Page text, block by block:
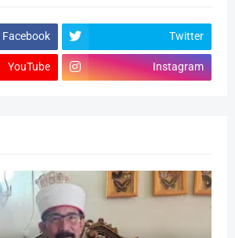
Facebook Twitter
YouTube Instagram